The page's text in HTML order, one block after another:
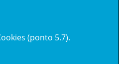
(ponto 5.7).